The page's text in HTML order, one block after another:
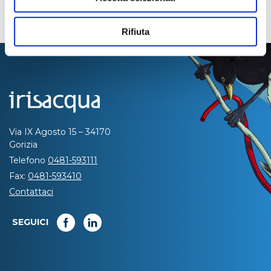
Rifiuta
Via IX Agosto 15 – 34170
Gorizia
Telefono 0481-593111
Fax: 0481-593410
Contattaci
SEGUICI